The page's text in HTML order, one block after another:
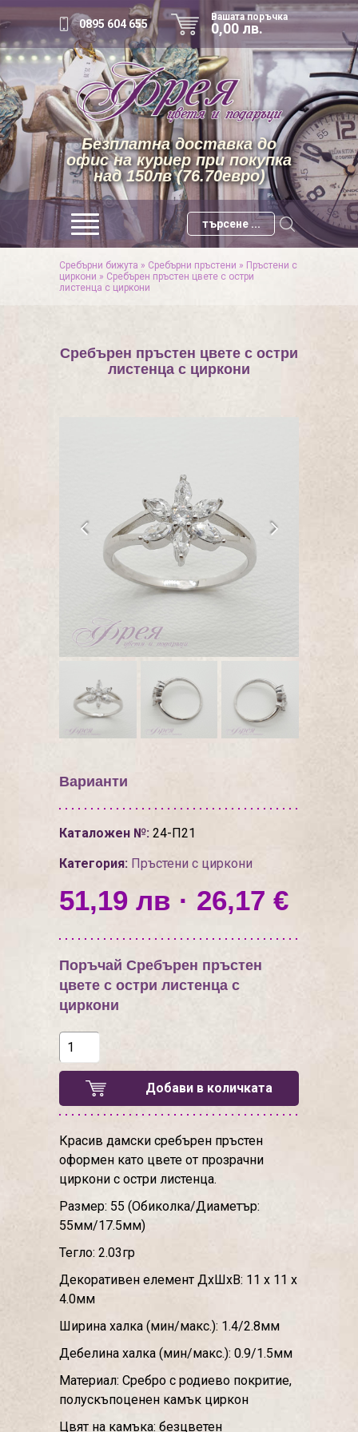
0895 604 655
Вашата поръчка
0,00 лв.
Безплатна доставка до
офис на куриер при покупка
над 150лв (76.70евро)
Сребърни бижута » Сребърни пръстени » Пръстени с
циркони » Сребърен пръстен цвете с остри
листенца с циркони
Сребърен пръстен цвете с остри
листенца с циркони
Варианти
Каталожен №: 24-П21
Категория: Пръстени с циркони
51,19 лв · 26,17 €
Поръчай Сребърен пръстен
цвете с остри листенца с
циркони
Добави в количката
Красив дамски сребърен пръстен
оформен като цвете от прозрачни
циркони с остри листенца.
Размер: 55 (Обиколка/Диаметър:
55мм/17.5мм)
Тегло: 2.03гр
Декоративен елемент ДхШхВ: 11 х 11 х
4.0мм
Ширина халка (мин/макс.): 1.4/2.8мм
Дебелина халка (мин/макс.): 0.9/1.5мм
Материал: Сребро с родиево покритие,
полускъпоценен камък циркон
Цвят на камъка: безцветен